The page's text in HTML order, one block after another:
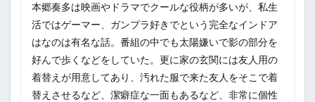
本郷奏多は映画やドラマでクールな役柄が多いが、私生
活ではゲーマー、ガンプラ好きでという完全なインドア
はなのは有名な話。番組の中でも太陽嫌いで影の部分を
好んで歩くなどをしていた。更に家の玄関には友人用の
着替えが用意してあり、汚れた服で来た友人をそこで着
替えさせるなど、潔癖症な一面もあるなど、非常に個性